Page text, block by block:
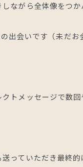
ながら全体像をつか
出会いです（未だお
トメッセージで数
っていただき最終